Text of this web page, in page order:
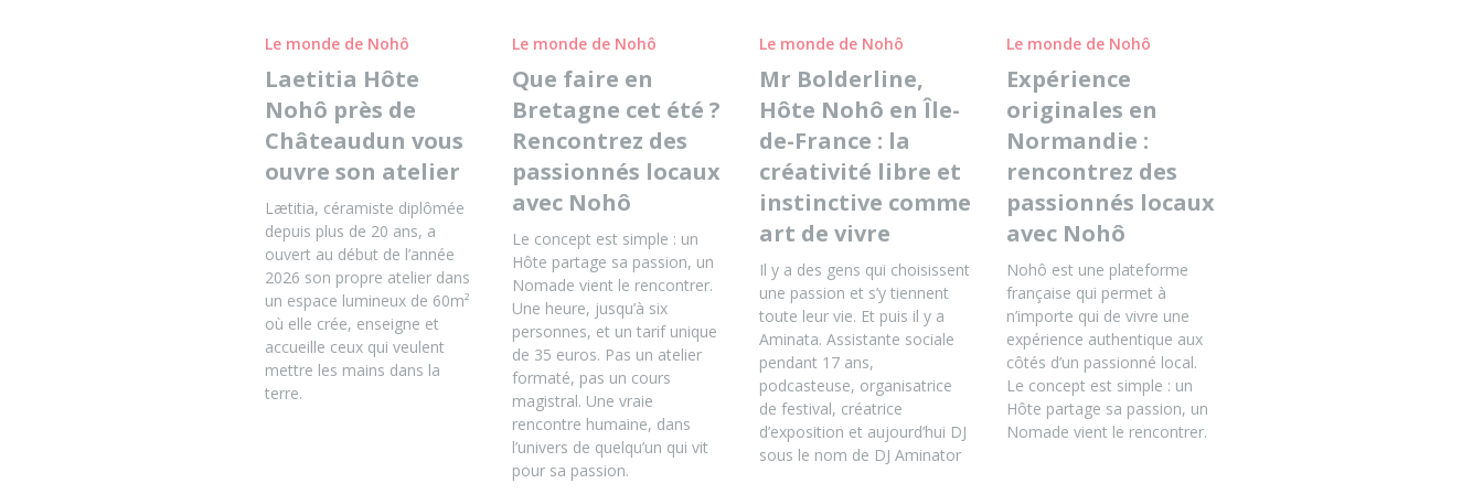
Le monde de Nohô
Laetitia Hôte
Nohô près de
Châteaudun vous
ouvre son atelier
Lætitia, céramiste diplômée
depuis plus de 20 ans, a
ouvert au début de l’année
2026 son propre atelier dans
un espace lumineux de 60m²
où elle crée, enseigne et
accueille ceux qui veulent
mettre les mains dans la
terre.
Le monde de Nohô
Que faire en
Bretagne cet été ?
Rencontrez des
passionnés locaux
avec Nohô
Le concept est simple : un
Hôte partage sa passion, un
Nomade vient le rencontrer.
Une heure, jusqu’à six
personnes, et un tarif unique
de 35 euros. Pas un atelier
formaté, pas un cours
magistral. Une vraie
rencontre humaine, dans
l’univers de quelqu’un qui vit
pour sa passion.
Le monde de Nohô
Mr Bolderline,
Hôte Nohô en Île-
de-France : la
créativité libre et
instinctive comme
art de vivre
Il y a des gens qui choisissent
une passion et s’y tiennent
toute leur vie. Et puis il y a
Aminata. Assistante sociale
pendant 17 ans,
podcasteuse, organisatrice
de festival, créatrice
d’exposition et aujourd’hui DJ
sous le nom de DJ Aminator
Le monde de Nohô
Expérience
originales en
Normandie :
rencontrez des
passionnés locaux
avec Nohô
Nohô est une plateforme
française qui permet à
n’importe qui de vivre une
expérience authentique aux
côtés d’un passionné local.
Le concept est simple : un
Hôte partage sa passion, un
Nomade vient le rencontrer.